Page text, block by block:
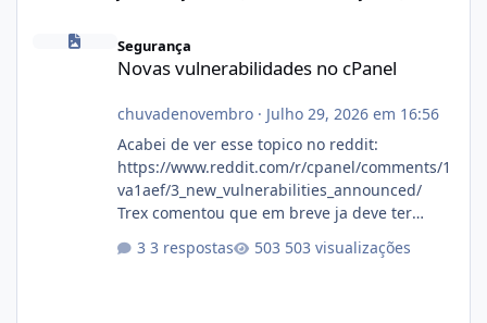
Novas vulnerabilidades no cPanel
Segurança
Novas vulnerabilidades no cPanel
chuvadenovembro· Julho 29, 2026 em 16:56
Acabei de ver esse topico no reddit:
https://www.reddit.com/r/cpanel/comments/1
va1aef/3_new_vulnerabilities_announced/
Trex comentou que em breve ja deve ter
3 respostas 503 visualizações